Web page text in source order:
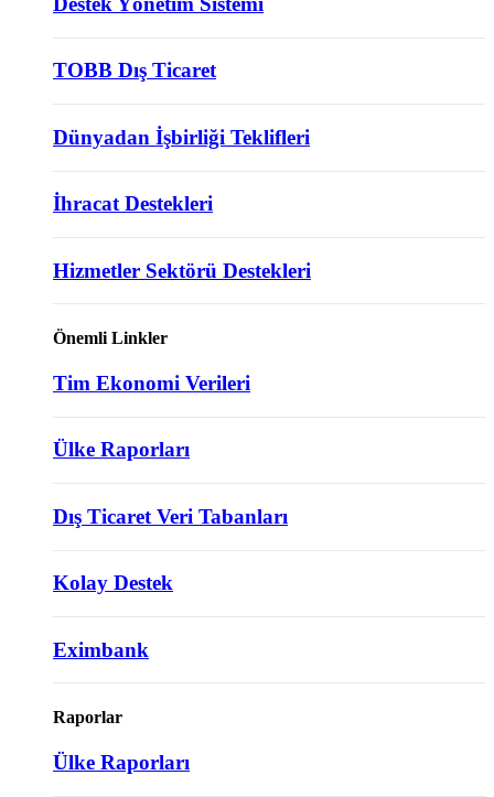
TOBB Dış Ticaret
Dünyadan İşbirliği Teklifleri
İhracat Destekleri
Hizmetler Sektörü Destekleri
Önemli Linkler
Tim Ekonomi Verileri
Ülke Raporları
Dış Ticaret Veri Tabanları
Kolay Destek
Eximbank
Raporlar
Ülke Raporları